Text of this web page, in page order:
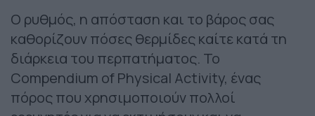
Ο ρυθμός, η απόσταση και το βάρος σας
καθορίζουν πόσες θερμίδες καίτε κατά τη
διάρκεια του περπατήματος. Το
Compendium of Physical Activity, ένας
πόρος που χρησιμοποιούν πολλοί